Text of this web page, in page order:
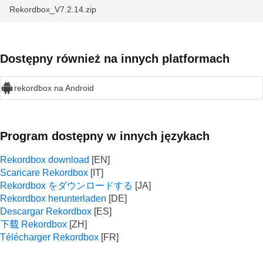
Rekordbox_V7.2.14.zip
Dostępny również na innych platformach
rekordbox na Android
Program dostępny w innych językach
Rekordbox download
Scaricare Rekordbox
Rekordbox をダウンロードする
Rekordbox herunterladen
Descargar Rekordbox
下载 Rekordbox
Télécharger Rekordbox